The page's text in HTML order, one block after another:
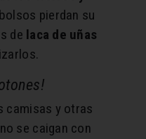
pierdan su
de laca de uñas
camisas y otras
se caigan con